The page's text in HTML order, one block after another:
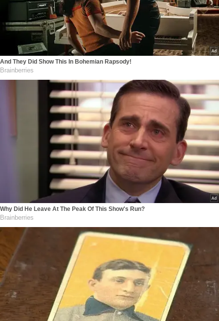
And They Did Show This In Bohemian Rapsody!
Brainberries
Why Did He Leave At The Peak Of This Show's Run?
Brainberries